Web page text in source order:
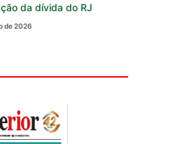
da dívida do RJ
de 2026